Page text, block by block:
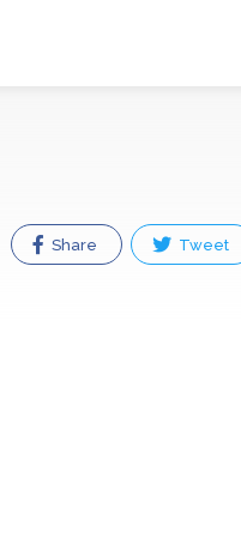
Share Tweet